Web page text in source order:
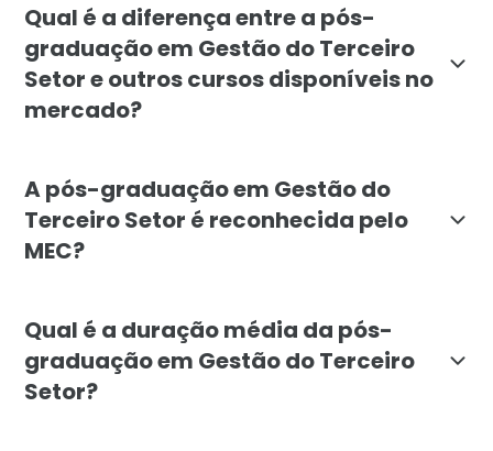
Qual é a diferença entre a pós-
graduação em Gestão do Terceiro
Setor e outros cursos disponíveis no
mercado?
A pós-graduação em Gestão do
Terceiro Setor é reconhecida pelo
MEC?
Qual é a duração média da pós-
graduação em Gestão do Terceiro
Setor?